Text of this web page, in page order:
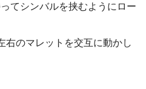
てシンバルを挟むようにロー
右のマレットを交互に動かし